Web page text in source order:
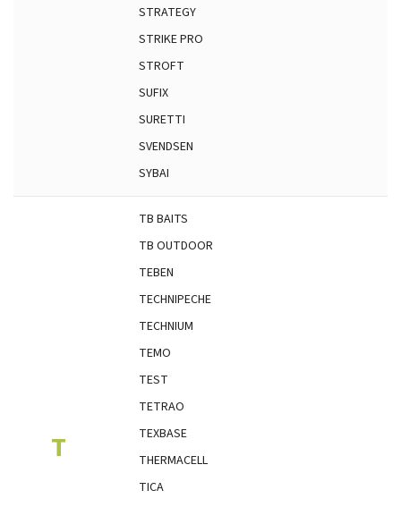
STRATEGY
STRIKE PRO
STROFT
SUFIX
SURETTI
SVENDSEN
SYBAI
T
TB BAITS
TB OUTDOOR
TEBEN
TECHNIPECHE
TECHNIUM
TEMO
TEST
TETRAO
TEXBASE
THERMACELL
TICA